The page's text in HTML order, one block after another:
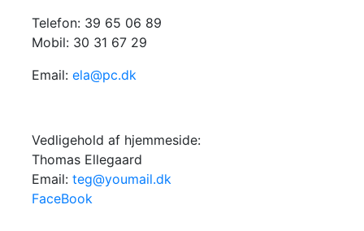
Telefon: 39 65 06 89
Mobil: 30 31 67 29
Email: ela@pc.dk
Vedligehold af hjemmeside:
Thomas Ellegaard
Email: teg@youmail.dk
FaceBook